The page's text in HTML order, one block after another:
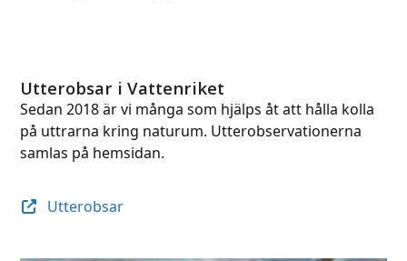
Utterobsar i Vattenriket
Sedan 2018 är vi många som hjälps åt att hålla kolla
på uttrarna kring naturum. Utterobservationerna
samlas på hemsidan.
Utterobsar